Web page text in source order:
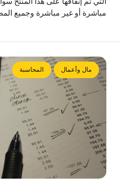
مباشرة أو غير مباشرة وجميع
مال وأعمال المحاسبة